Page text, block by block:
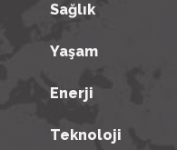
Sağlık
Yaşam
Enerji
Teknoloji